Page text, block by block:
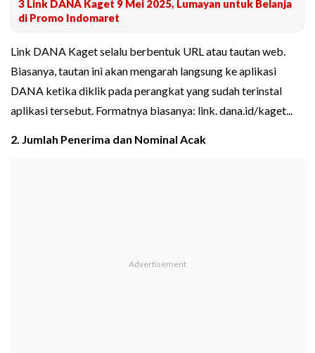
3 Link DANA Kaget 9 Mei 2025, Lumayan untuk Belanja
di Promo Indomaret
Link DANA Kaget selalu berbentuk URL atau tautan web.
Biasanya, tautan ini akan mengarah langsung ke aplikasi
DANA ketika diklik pada perangkat yang sudah terinstal
aplikasi tersebut. Formatnya biasanya: link. dana.id/kaget...
2. Jumlah Penerima dan Nominal Acak